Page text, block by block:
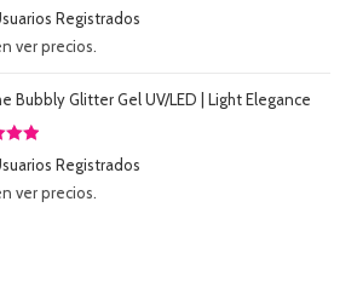
Registrados
ver precios.
Bubbly Glitter Gel UV/LED | Light Elegance
Registrados
ver precios.